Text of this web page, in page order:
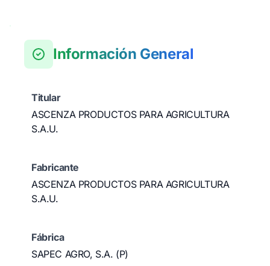
Información General
Titular
ASCENZA PRODUCTOS PARA AGRICULTURA
S.A.U.
Fabricante
ASCENZA PRODUCTOS PARA AGRICULTURA
S.A.U.
Fábrica
SAPEC AGRO, S.A. (P)